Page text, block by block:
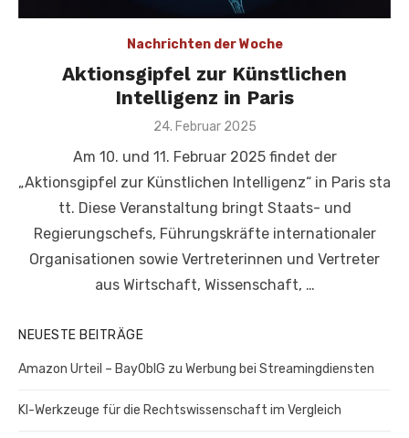
Nachrichten der Woche
Aktionsgipfel zur Künstlichen
Intelligenz in Paris
Veröffentlicht
24. Februar 2025
Am 10. und 11. Februar 2025 findet der
„Aktionsgipfel zur Künstlichen Intelligenz“ in Paris sta
tt. Diese Veranstaltung bringt Staats- und
Regierungschefs, Führungskräfte internationaler
Organisationen sowie Vertreterinnen und Vertreter
aus Wirtschaft, Wissenschaft, …
NEUESTE BEITRÄGE
Amazon Urteil – BayOblG zu Werbung bei Streamingdiensten
KI-Werkzeuge für die Rechtswissenschaft im Vergleich